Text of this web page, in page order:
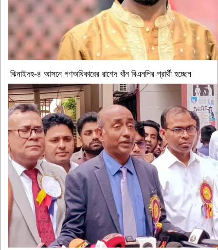
ঝিনাইদহ-৪ আসনে গণঅধিকারের রাশেদ খাঁন বিএনপির প্রার্থী হচ্ছেন